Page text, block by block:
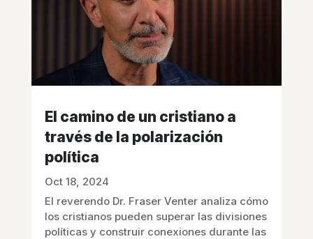
El camino de un cristiano a
través de la polarización
política
Oct 18, 2024
El reverendo Dr. Fraser Venter analiza cómo
los cristianos pueden superar las divisiones
políticas y construir conexiones durante las